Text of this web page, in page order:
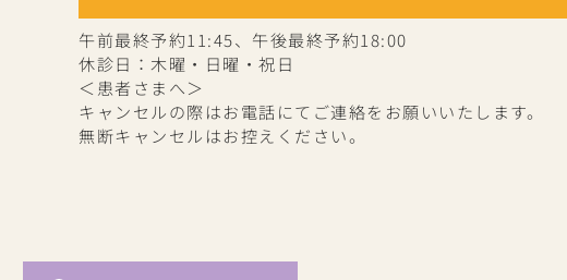
午前最終予約11:45、午後最終予約18:00
休診日：木曜・日曜・祝日
＜患者さまへ＞
キャンセルの際はお電話にてご連絡をお願いいたします。
無断キャンセルはお控えください。